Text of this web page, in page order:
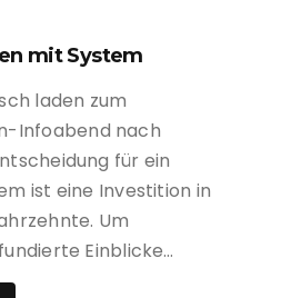
mit System
laden zum
Infoabend nach
für ein
ist eine Investition in
Um
Einblicke…